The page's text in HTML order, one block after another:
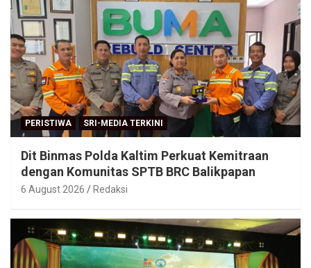
PERISTIWA SRI-MEDIA TERKINI
Dit Binmas Polda Kaltim Perkuat Kemitraan
dengan Komunitas SPTB BRC Balikpapan
6 August 2026 Redaksi